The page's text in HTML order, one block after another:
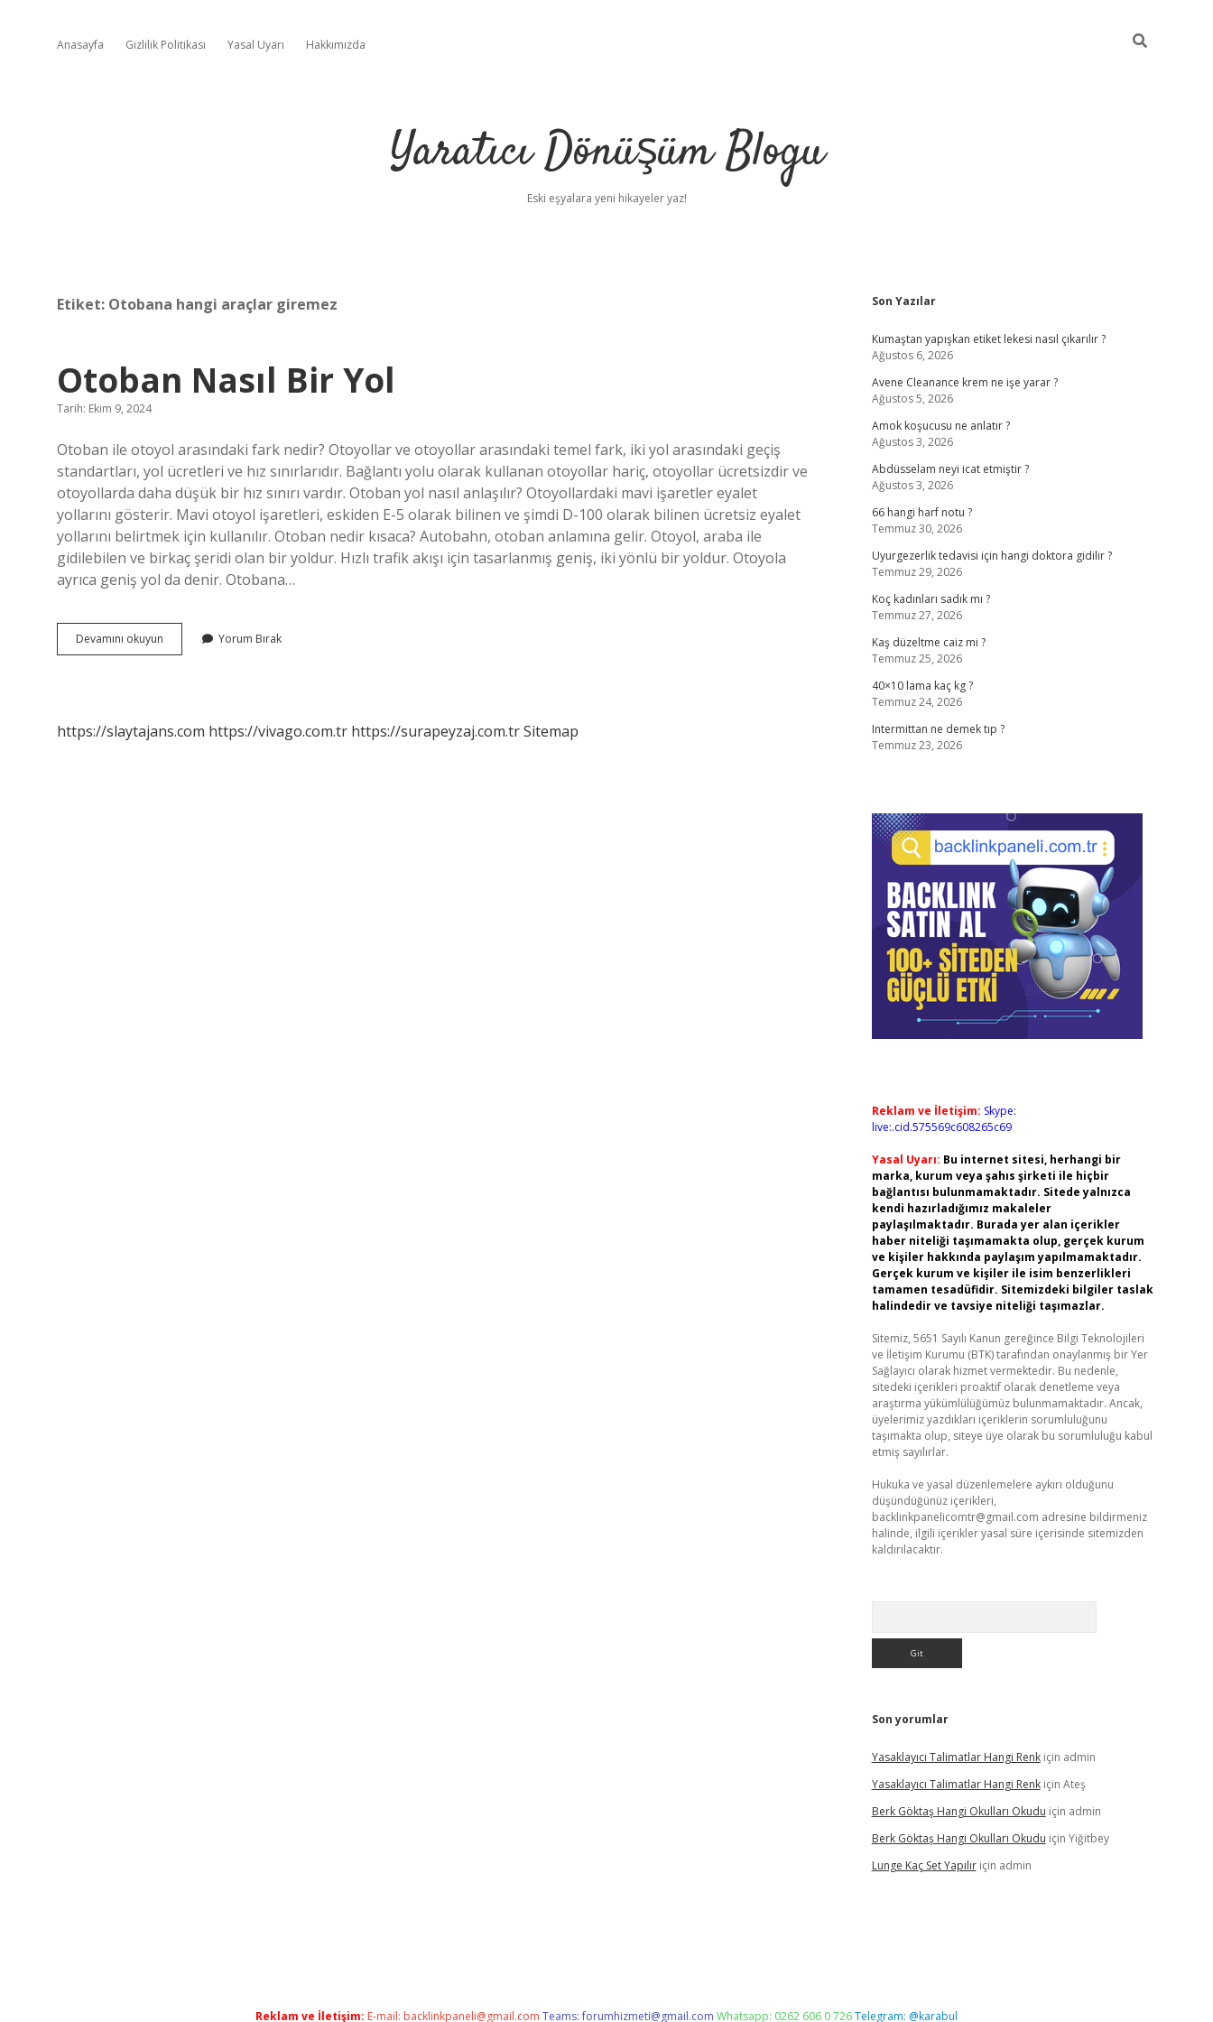
Anasayfa Gizlilik Politikası Yasal Uyarı Hakkımızda
Yaratıcı Dönüşüm Blogu
Eski eşyalara yeni hikayeler yaz!
Etiket: Otobana hangi araçlar giremez
Otoban Nasıl Bir Yol
Tarih: Ekim 9, 2024
Otoban ile otoyol arasındaki fark nedir? Otoyollar ve otoyollar arasındaki temel fark, iki yol arasındaki geçiş
standartları, yol ücretleri ve hız sınırlarıdır. Bağlantı yolu olarak kullanan otoyollar hariç, otoyollar ücretsizdir ve
otoyollarda daha düşük bir hız sınırı vardır. Otoban yol nasıl anlaşılır? Otoyollardaki mavi işaretler eyalet
yollarını gösterir. Mavi otoyol işaretleri, eskiden E-5 olarak bilinen ve şimdi D-100 olarak bilinen ücretsiz eyalet
yollarını belirtmek için kullanılır. Otoban nedir kısaca? Autobahn, otoban anlamına gelir. Otoyol, araba ile
gidilebilen ve birkaç şeridi olan bir yoldur. Hızlı trafik akışı için tasarlanmış geniş, iki yönlü bir yoldur. Otoyola
ayrıca geniş yol da denir. Otobana…
Devamını okuyun
Nasıl
Yorum Bırak
https://slaytajans.com https://vivago.com.tr https://surapeyzaj.com.trSitemap
Sidebar
Son Yazılar
Kumaştan yapışkan etiket lekesi nasıl çıkarılır ?
Ağustos 6, 2026
Avene Cleanance krem ne işe yarar ?
Ağustos 5, 2026
Amok koşucusu ne anlatır ?
Ağustos 3, 2026
Abdüsselam neyi icat etmiştir ?
Ağustos 3, 2026
66 hangi harf notu ?
Temmuz 30, 2026
Uyurgezerlik tedavisi için hangi doktora gidilir ?
Temmuz 29, 2026
Koç kadınları sadık mı ?
Temmuz 27, 2026
Kaş düzeltme caiz mi ?
Temmuz 25, 2026
40×10 lama kaç kg ?
Temmuz 24, 2026
Intermittan ne demek tıp ?
Temmuz 23, 2026
Reklam ve İletişim: Skype:
live:.cid.575569c608265c69
Yasal Uyarı: Bu internet sitesi, herhangi bir
marka, kurum veya şahıs şirketi ile hiçbir
bağlantısı bulunmamaktadır. Sitede yalnızca
kendi hazırladığımız makaleler
paylaşılmaktadır. Burada yer alan içerikler
haber niteliği taşımamakta olup, gerçek kurum
ve kişiler hakkında paylaşım yapılmamaktadır.
Gerçek kurum ve kişiler ile isim benzerlikleri
tamamen tesadüfidir. Sitemizdeki bilgiler taslak
halindedir ve tavsiye niteliği taşımazlar.
Sitemiz, 5651 Sayılı Kanun gereğince Bilgi Teknolojileri
ve İletişim Kurumu (BTK) tarafından onaylanmış bir Yer
Sağlayıcı olarak hizmet vermektedir. Bu nedenle,
sitedeki içerikleri proaktif olarak denetleme veya
araştırma yükümlülüğümüz bulunmamaktadır. Ancak,
üyelerimiz yazdıkları içeriklerin sorumluluğunu
taşımakta olup, siteye üye olarak bu sorumluluğu kabul
etmiş sayılırlar.
Hukuka ve yasal düzenlemelere aykırı olduğunu
düşündüğünüz içerikleri,
backlinkpanelicomtr@gmail.com adresine bildirmeniz
halinde, ilgili içerikler yasal süre içerisinde sitemizden
kaldırılacaktır.
Son yorumlar
Yasaklayıcı Talimatlar Hangi Renkiçin admin
Yasaklayıcı Talimatlar Hangi Renkiçin Ateş
Berk Göktaş Hangi Okulları Okudu için admin
Berk Göktaş Hangi Okulları Okudu için Yiğitbey
Lunge Kaç Set Yapılıriçin admin
Reklam ve İletişim: E-mail: backlinkpaneli@gmail.com Teams:forumhizmeti@gmail.com Whatsapp: 0262 606 0 726Telegram: @karabul